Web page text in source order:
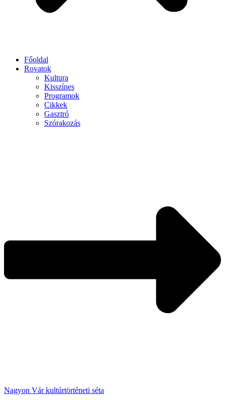
Főoldal
Rovatok
Kultura
Kisszínes
Programok
Cikkek
Gasztró
Szórakozás
Nagyon Vár kultúrtörténeti séta